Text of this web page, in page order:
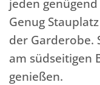
jeden
Genug
der Garderobe.
am südseitigen
genießen.